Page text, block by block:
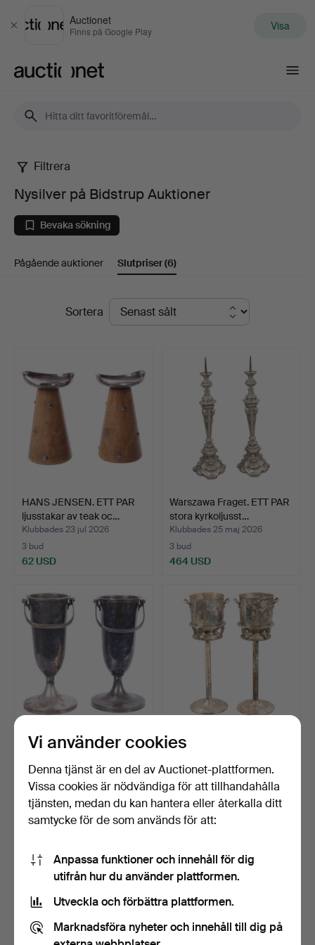
Stäng
Auctionet
Finns på Google Play Visa
Nysilver
på
Bidstrup
Auktioner
Filtrera
Nysilver på Bidstrup Auktioner
Bevaka sökning
Pågående auktioner Slutpriser(6)
SlutpriserSortera
HANS JENSEN. ETT PAR
ljusstakar av teak oc…
Klubbades 23 jul 2026
3 bud
62 USD
Warszawa Fraget. ETT PAR
stora kyrkoljusst…
Klubbades 25 maj 2026
3 bud
464 USD
ETT PAR champagnekylare
av försilvrad meta…
Klubbades 12 maj 2026
3 bud
155 USD
SAMBONET. Ett par
champagnekylare och till…
Klubbades 13 apr 2026
9 bud
371 USD
Vi använder cookies
Denna tjänst är en del av Auctionet-plattformen.
Vissa cookies är nödvändiga för att tillhandahålla
tjänsten, medan du kan hantera eller återkalla ditt
samtycke för de som används för att:
Anpassa funktioner och innehåll för dig
utifrån hur du använder plattformen.
Utveckla och förbättra plattformen.
Marknadsföra nyheter och innehåll till dig på